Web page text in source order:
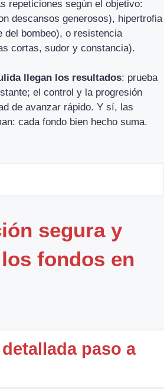
repeticiones según el objetivo:
descansos generosos), hipertrofia
del bombeo), o resistencia
cortas, sudor y constancia).
llegan los resultados: prueba
el control y la progresión
de avanzar rápido. Y sí, las
cada fondo bien hecho suma.
segura y
fondos en
paso a